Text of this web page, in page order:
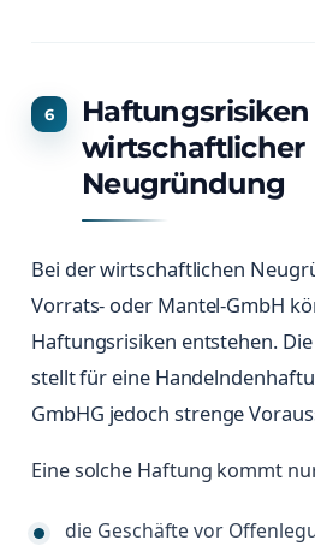
wirtschaftlicher
Neugründung
Bei der wirtschaftlichen
Vorrats- oder Mantel-GmbH
Haftungsrisiken entstehen.
stellt für eine
GmbHG jedoch strenge
Eine solche Haftung kommt
die Geschäfte vor